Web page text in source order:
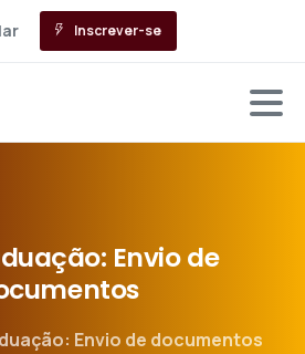
Inscrever-se
Enviode
Envio de documentos